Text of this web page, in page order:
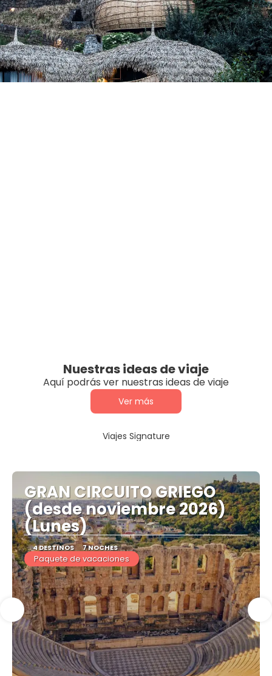
Nuestras ideas de viaje
Aquí podrás ver nuestras ideas de viaje
Ver más
Viajes Signature
GRAN CIRCUITO GRIEGO
(desde noviembre 2026)
(Lunes)
4 DESTINOS 7 NOCHES
Paquete de vacaciones